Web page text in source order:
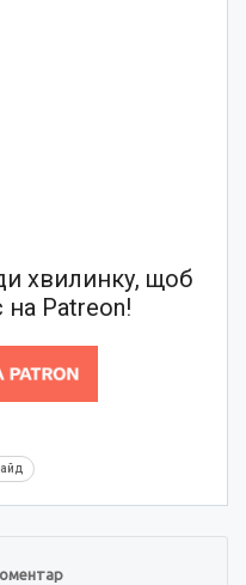
хвилинку, щоб
на Patreon!